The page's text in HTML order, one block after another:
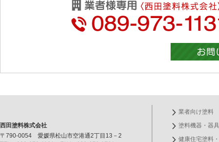
西田塗料株式会社
〒790-0054 愛媛県松山市空港通2丁目13－2
業者向け塗料
塗料機器・器
健康住宅塗料